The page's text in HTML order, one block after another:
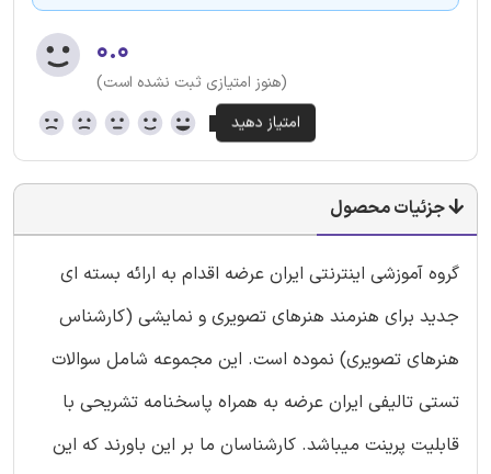
۰.۰
(هنوز امتیازی ثبت نشده است)
جزئیات محصول
گروه آموزشی اینترنتی ایران عرضه اقدام به ارائه بسته ای
جدید برای هنرمند هنرهای تصویری و نمایشی (کارشناس
هنرهای تصویری) نموده است. این مجموعه شامل سوالات
تستی تالیفی ایران عرضه به همراه پاسخنامه تشریحی با
قابلیت پرینت میباشد. کارشناسان ما بر این باورند که این